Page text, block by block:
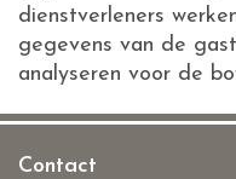
dienstverleners
gegevens van de
analyseren voor de
Contact